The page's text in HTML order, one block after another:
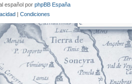
español por phpBB España
| Condiciones